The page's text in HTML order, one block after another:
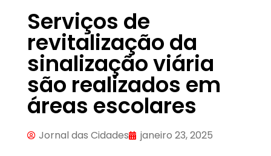
Serviços de
revitalização da
sinalização viária
são realizados em
áreas escolares
Jornal das Cidades janeiro 23, 2025